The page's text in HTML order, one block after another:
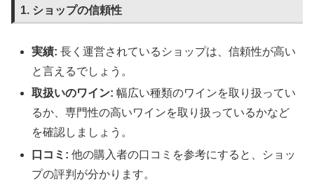
1. ショップの信頼性
実績: 長く運営されているショップは、信頼性が高い
と言えるでしょう。
取扱いのワイン: 幅広い種類のワインを取り扱ってい
るか、専門性の高いワインを取り扱っているかなど
を確認しましょう。
口コミ: 他の購入者の口コミを参考にすると、ショッ
プの評判が分かります。